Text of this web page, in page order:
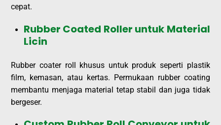
cepat.
Rubber Coated Roller untuk Material
Licin
Rubber coater roll khusus untuk produk seperti plastik
film, kemasan, atau kertas. Permukaan rubber coating
membantu menjaga material tetap stabil dan juga tidak
bergeser.